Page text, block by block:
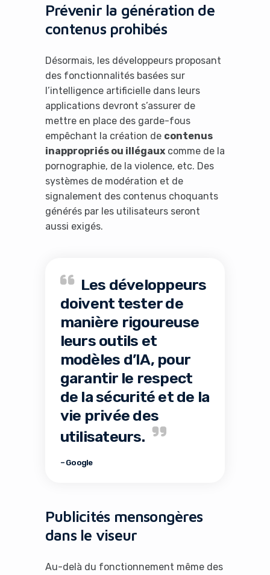
Prévenir la génération de
contenus prohibés
Désormais, les développeurs proposant
des fonctionnalités basées sur
l’intelligence artificielle dans leurs
applications devront s’assurer de
mettre en place des garde-fous
empêchant la création de contenus
inappropriés ou illégauxcomme de la
pornographie, de la violence, etc. Des
systèmes de modération et de
signalement des contenus choquants
générés par les utilisateurs seront
aussi exigés.
Les développeurs
doivent tester de
manière rigoureuse
leurs outils et
modèles d’IA, pour
garantir le respect
de la sécurité et de la
vie privée des
utilisateurs.
– Google
Publicités mensongères
dans le viseur
Au-delà du fonctionnement même des